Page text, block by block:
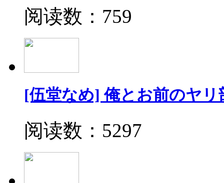
阅读数：759
[伍堂なめ] 俺とお前のヤリ
阅读数：5297